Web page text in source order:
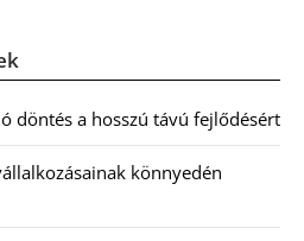
döntés a hosszú távú fejlődésért
könnyedén